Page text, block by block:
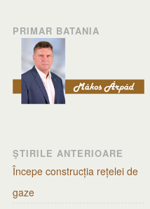
PRIMAR BATANIA
ŞTIRILE ANTERIOARE
Începe construcția rețelei de
gaze